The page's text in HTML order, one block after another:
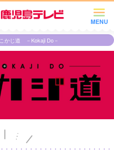
MENU
こかじ道 －Kokaji Do－